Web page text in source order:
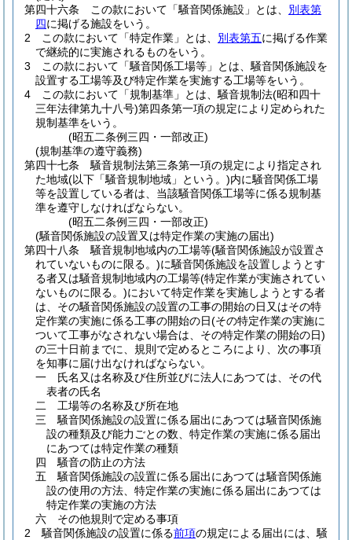
第四十六条
この款において「騒音関係施設」とは、 別表第
四に掲げる施設をいう。
2
この款において「特定作業」とは、 別表第五に掲げる作業
で継続的に実施されるものをいう。
3
この款において「騒音関係工場等」とは、騒音関係施設を
設置する工場等及び特定作業を実施する工場等をいう。
4
この款において「規制基準」とは、騒音規制法(昭和四十
三年法律第九十八号)第四条第一項の規定により定められた
規制基準をいう。
(昭五二条例三四・一部改正)
(規制基準の遵守義務)
第四十七条
騒音規制法第三条第一項の規定により指定され
た地域(以下「騒音規制地域」という。)内に騒音関係工場
等を設置している者は、当該騒音関係工場等に係る規制基
準を遵守しなければならない。
(昭五二条例三四・一部改正)
(騒音関係施設の設置又は特定作業の実施の届出)
第四十八条
騒音規制地域内の工場等(騒音関係施設が設置さ
れていないものに限る。)に騒音関係施設を設置しようとす
る者又は騒音規制地域内の工場等(特定作業が実施されてい
ないものに限る。)において特定作業を実施しようとする者
は、その騒音関係施設の設置の工事の開始の日又はその特
定作業の実施に係る工事の開始の日(その特定作業の実施に
ついて工事がなされない場合は、その特定作業の開始の日)
の三十日前までに、規則で定めるところにより、次の事項
を知事に届け出なければならない。
一
氏名又は名称及び住所並びに法人にあつては、その代
表者の氏名
二
工場等の名称及び所在地
三
騒音関係施設の設置に係る届出にあつては騒音関係施
設の種類及び能力ごとの数、特定作業の実施に係る届出
にあつては特定作業の種類
四
騒音の防止の方法
五
騒音関係施設の設置に係る届出にあつては騒音関係施
設の使用の方法、特定作業の実施に係る届出にあつては
特定作業の実施の方法
六
その他規則で定める事項
2
騒音関係施設の設置に係る前項の規定による届出には、騒